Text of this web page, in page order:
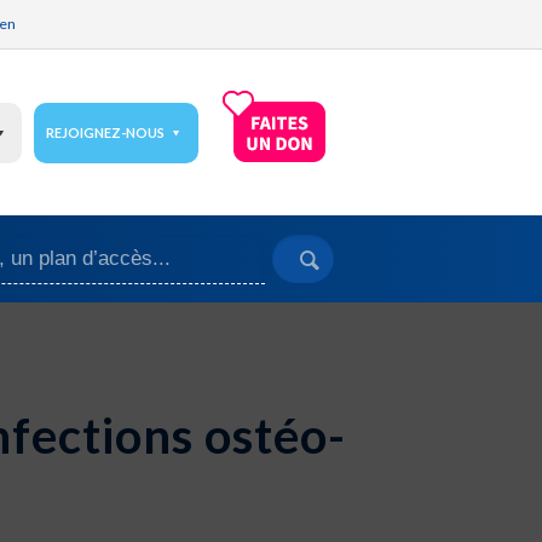
REJOIGNEZ-NOUS
ostéo-